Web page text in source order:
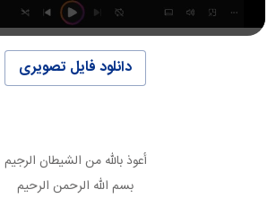
دانلود فایل تصویری
أعوذ بالله من الشيطان الرجيم
بسم الله الرحمن الرحيم